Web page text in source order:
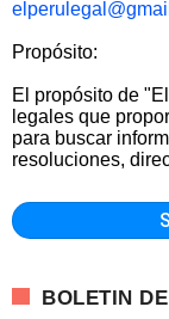
Propósito:
El propósito de
legales que
para buscar
resoluciones,
BOLETIN